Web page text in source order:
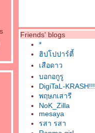
Friends' blogs
*
ฮิปโปปาร์ตี้
เสือดาว
บอกอกูรู
DigiTaL-KRASH!!!
พฤษภเสารี
NoK_Zilla
mesaya
รสา รสา